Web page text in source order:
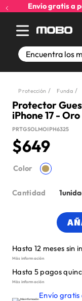
Envío gratis a
Encuentra los
Protección Funda
Protector
iPhone 17 - Oro
PRTGSOLMOIPH6325
$649
Color
Cantidad 1
Hasta 12 meses sin
Más información
Hasta 5 pagos
Más información
Envío